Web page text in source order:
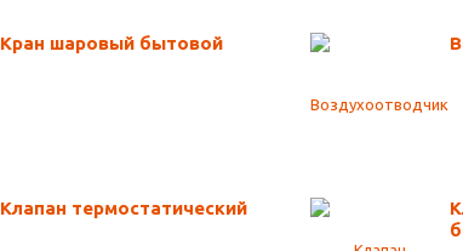
Кран шаровый бытовой
Клапан термостатический